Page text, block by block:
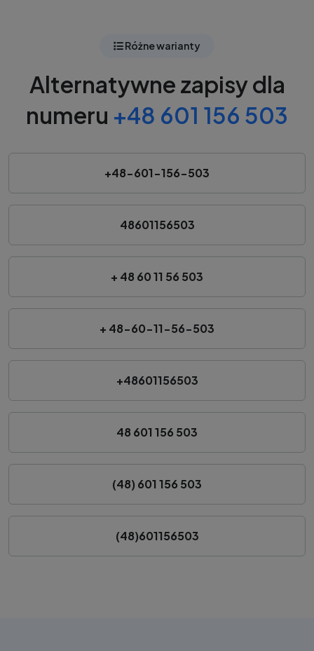
Różne warianty
Alternatywne zapisy dla
numeru +48 601 156 503
+48-601-156-503
48601156503
+ 48 60 11 56 503
+ 48-60-11-56-503
+48601156503
48 601 156 503
(48) 601 156 503
(48)601156503